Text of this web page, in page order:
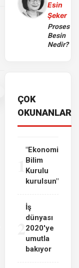
Esin
Şeker
Proses
Besin
Nedir?
ÇOK
OKUNANLAR
"Ekonomi
Bilim
Kurulu
kurulsun"
İş
dünyası
2020'ye
umutla
bakıyor